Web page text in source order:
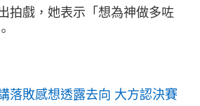
拍戲，她表示「想為神做多咗
落敗感想透露去向 大方認決賽